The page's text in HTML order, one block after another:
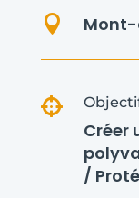


Créer
/